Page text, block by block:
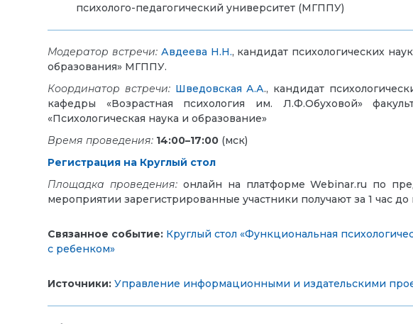
психолого-педагогический университет (МГППУ)
Модератор встречи: Авдеева Н.Н., кандидат психологических
образования» МГППУ.
Координатор встречи: Шведовская А.А., кандидат
кафедры «Возрастная психология им. Л.Ф.Обуховой»
«Психологическая наука и образование»
Время проведения: 14:00–17:00 (мск)
Регистрация на Круглый стол
Площадка проведения: онлайн на платформе Webinar.ru по
мероприятии зарегистрированные участники получают за 1 час до
Связанное событие: Круглый стол «Функциональная
с ребенком»
Источники: Управление информационными и издательскими